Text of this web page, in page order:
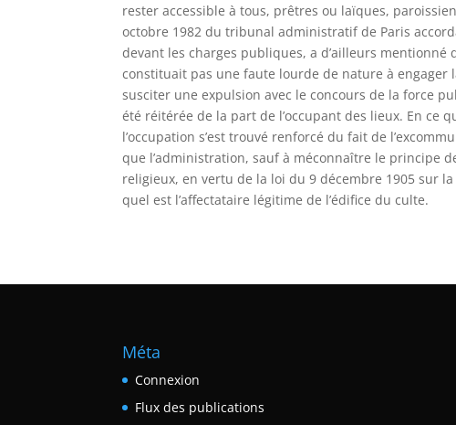
rester accessible à tous, prêtres ou laïques,
octobre 1982 du tribunal administratif de Paris
devant les charges publiques, a d’ailleurs
constituait pas une faute lourde de nature à engager
susciter une expulsion avec le concours de la force
été réitérée de la part de l’occupant des lieux. En ce
l’occupation s’est trouvé renforcé du fait de
que l’administration, sauf à méconnaître le principe
religieux, en vertu de la loi du 9 décembre 1905 sur la
quel est l’affectataire légitime de l’édifice du culte.
Méta
Connexion
Flux des publications